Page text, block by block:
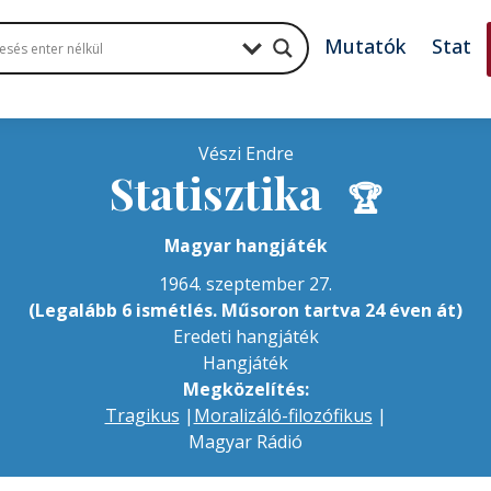
Mutatók Stat
Vészi Endre
Statisztika 🏆
Magyar hangjáték
1964. szeptember 27.
(Legalább 6 ismétlés. Műsoron tartva 24 éven át)
Eredeti hangjáték
Hangjáték
Megközelítés:
Tragikus | Moralizáló-filozófikus |
Magyar Rádió